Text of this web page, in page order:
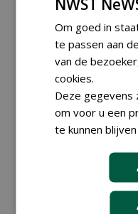
AGENDA
2
t/m
t/
Om goed in
te passen aan
van de
cookies.
Deze gegevens
om voor u een
te kunnen